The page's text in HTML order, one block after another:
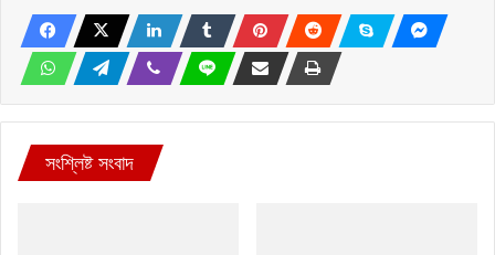
সংশ্লিষ্ট সংবাদ